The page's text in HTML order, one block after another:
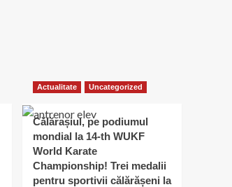
Actualitate Uncategorized
Călărașiul, pe podiumul
mondial la 14-th WUKF
World Karate
Championship! Trei medalii
pentru sportivii călărășeni la